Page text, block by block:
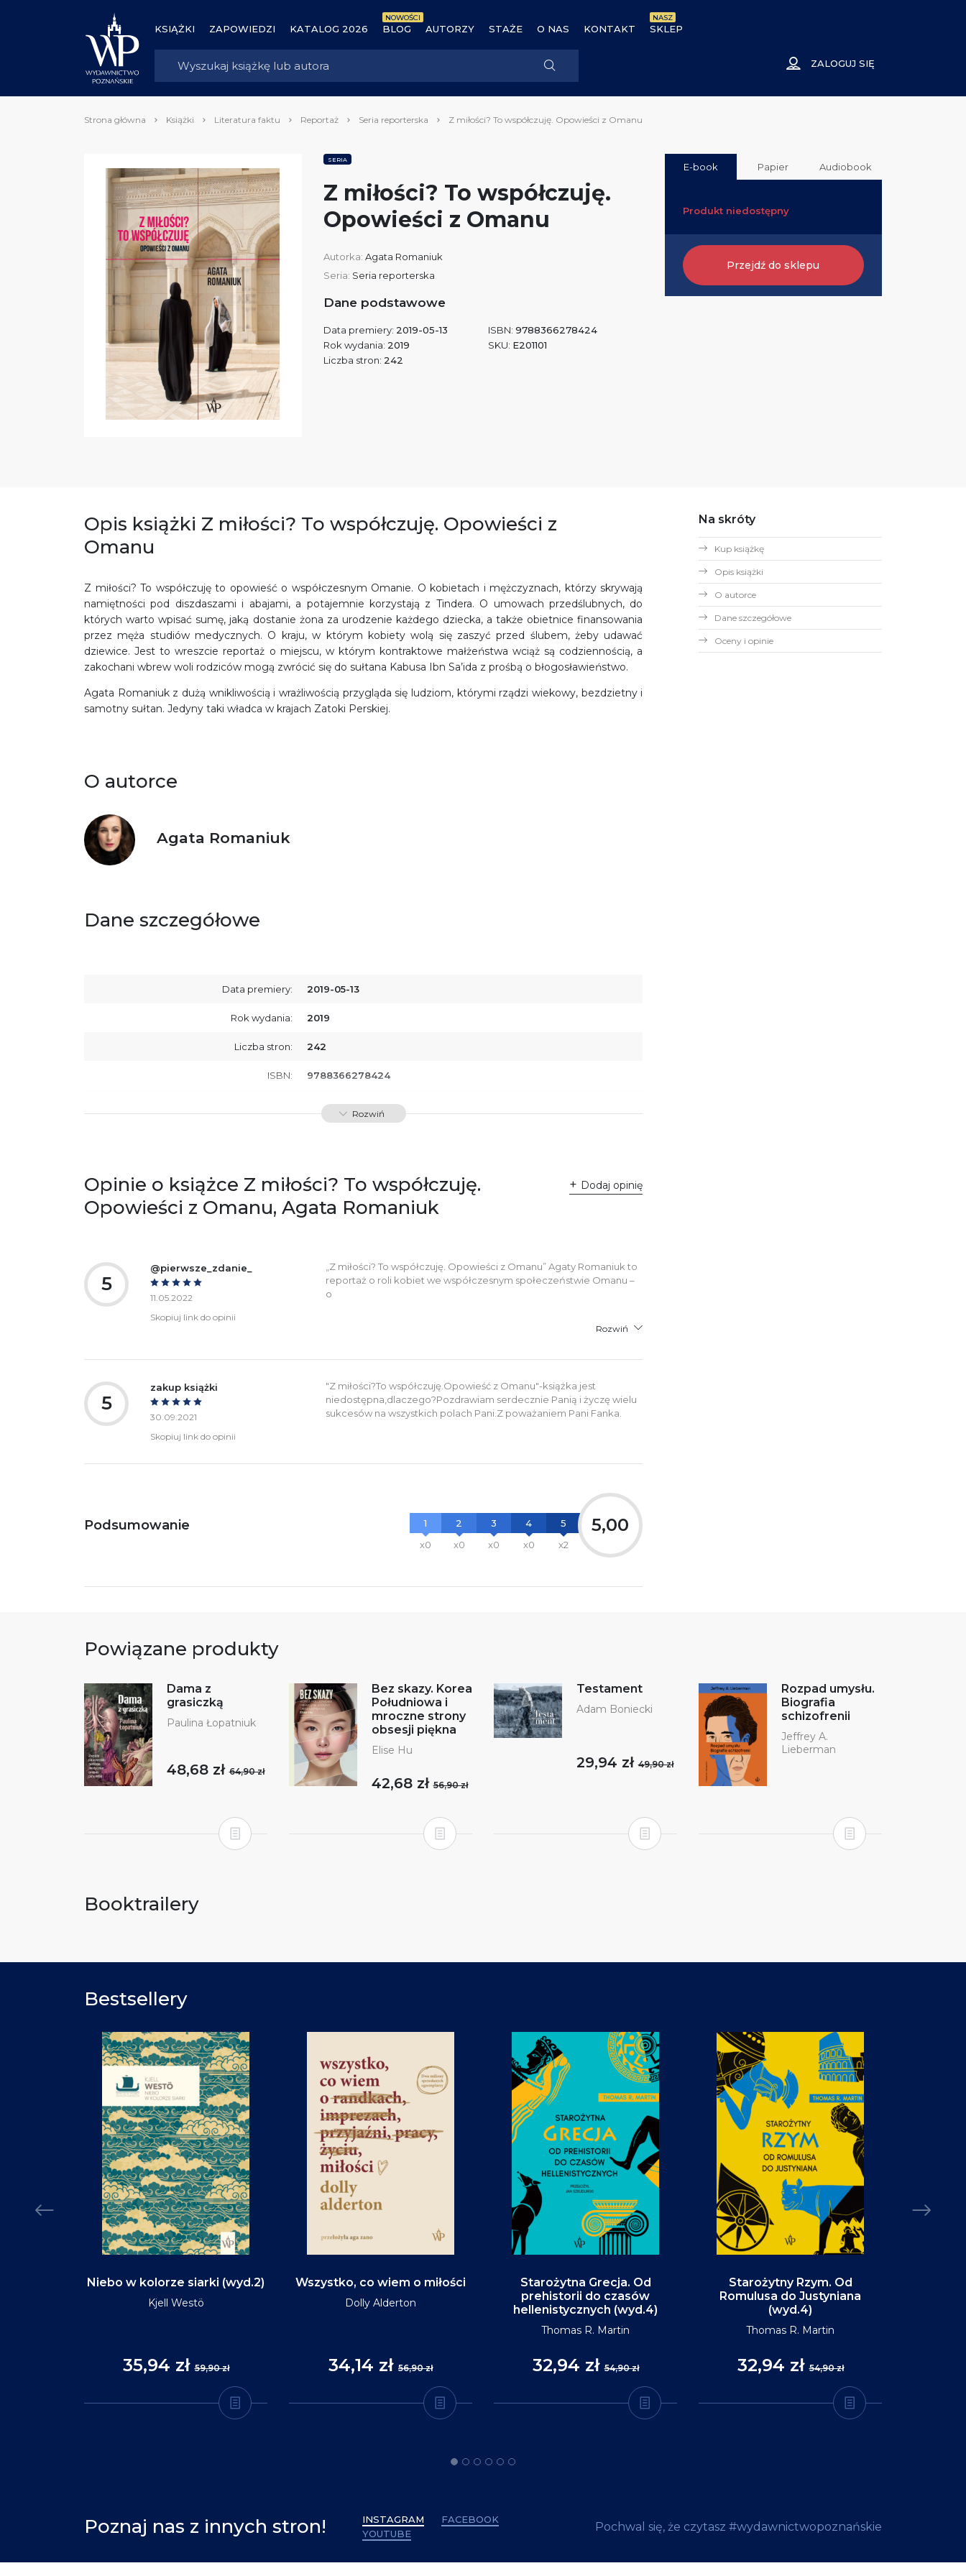
KSIĄŻKI ZAPOWIEDZI KATALOG 2026 BLOG
NOWOŚCI
AUTORZY STAŻE O NAS KONTAKT SKLEP
NASZ
ZALOGUJ SIĘ
Strona główna Książki Literatura faktu Reportaż Seria reporterska Z miłości? To współczuję. Opowieści z Omanu
SERIA
Z miłości? To współczuję.
Opowieści z Omanu
Autorka: Agata Romaniuk
Seria: Seria reporterska
Dane podstawowe
Data premiery: 2019-05-13
Rok wydania: 2019
Liczba stron: 242
ISBN: 9788366278424
SKU: E201101
E-book Papier Audiobook
Produkt niedostępny
Przejdź do sklepu
Opis książki Z miłości? To współczuję. Opowieści z
Omanu
Z miłości? To współczuję to opowieść o współczesnym Omanie. O kobietach i mężczyznach, którzy skrywają
namiętności pod diszdaszami i abajami, a potajemnie korzystają z Tindera. O umowach przedślubnych, do
których warto wpisać sumę, jaką dostanie żona za urodzenie każdego dziecka, a także obietnice finansowania
przez męża studiów medycznych. O kraju, w którym kobiety wolą się zaszyć przed ślubem, żeby udawać
dziewice. Jest to wreszcie reportaż o miejscu, w którym kontraktowe małżeństwa wciąż są codziennością, a
zakochani wbrew woli rodziców mogą zwrócić się do sułtana Kabusa Ibn Sa’ida z prośbą o błogosławieństwo.
Agata Romaniuk z dużą wnikliwością i wrażliwością przygląda się ludziom, którymi rządzi wiekowy, bezdzietny i
samotny sułtan. Jedyny taki władca w krajach Zatoki Perskiej.
O autorce
Agata Romaniuk
Dane szczegółowe
Data premiery: 2019-05-13
Rok wydania: 2019
Liczba stron: 242
ISBN: 9788366278424
E201101
Rozwiń
Opinie o książce Z miłości? To współczuję.
Opowieści z Omanu, Agata Romaniuk
Dodaj opinię
5
@pierwsze_zdanie_
11.05.2022
Skopiuj link do opinii
„Z miłości? To współczuję. Opowieści z Omanu” Agaty Romaniuk to
reportaż o roli kobiet we współczesnym społeczeństwie Omanu –
o
Rozwiń
5
zakup książki
30.09.2021
Skopiuj link do opinii
"Z miłości?To współczuję.Opowieść z Omanu"-książka jest
niedostępna,dlaczego?Pozdrawiam serdecznie Panią i życzę wielu
sukcesów na wszystkich polach Pani.Z poważaniem Pani Fanka.
Podsumowanie
1
x0
2
x0
3
x0
4
x0
5
x2
5,00
Na skróty
Kup książkę
Opis książki
O autorce
Dane szczegółowe
Oceny i opinie
Powiązane produkty
Dama z
grasiczką
Paulina Łopatniuk
48,68 zł64,90 zł
Bez skazy. Korea
Południowa i
mroczne strony
obsesji piękna
Elise Hu
42,68 zł56,90 zł
Testament
Adam Boniecki
29,94 zł49,90 zł
Rozpad umysłu.
Biografia
schizofrenii
Jeffrey A.
Lieberman
Booktrailery
Bestsellery
Niebo w kolorze siarki (wyd.2)
Kjell Westö
35,94 zł59,90 zł
Wszystko, co wiem o miłości
Dolly Alderton
34,14 zł 56,90 zł
Starożytna Grecja. Od
prehistorii do czasów
hellenistycznych (wyd.4)
Thomas R. Martin
32,94 zł54,90 zł
Starożytny Rzym. Od
Romulusa do Justyniana
(wyd.4)
Thomas R. Martin
32,94 zł54,90 zł
Poznaj nas z innych stron! INSTAGRAM
FACEBOOK
YOUTUBE
Pochwal się, że czytasz #wydawnictwopoznańskie